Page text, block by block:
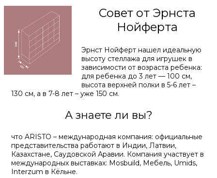
Совет от Эрнста
Нойферта
Эрнст Нойферт нашел идеальную
высоту стеллажа для игрушек в
зависимости от возраста ребенка:
для ребенка до 3 лет — 100 см,
высота верхней полки в 5-6 лет –
130 см, а в 7-8 лет – уже 150 см.
А знаете ли вы?
что ARISTO – международная компания: официальные
представительства работают в Индии, Латвии,
Казахстане, Саудовской Аравии. Компания участвует в
международных выставках: Mosbuild, Мебель, Umids,
Interzum в Кёльне.